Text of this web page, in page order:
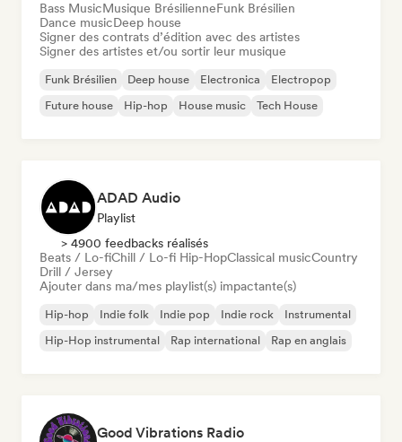
Bass MusicMusique BrésilienneFunk Brésilien
Dance musicDeep house
Signer des contrats d’édition avec des artistes
Signer des artistes et/ou sortir leur musique
Funk Brésilien Deep house Electronica
Electropop
Future house
Hip-hop House music Tech House
ADAD Audio
Playlist
> 4900 feedbacks réalisés
Beats / Lo-fiChill / Lo-fi Hip-HopClassical musicCountry
Drill / Jersey
Ajouter dans ma/mes playlist(s) impactante(s)
Hip-hop Indie folk Indie pop Indie rock
Instrumental
Hip-Hop instrumental
Rap international Rap en anglais
Good Vibrations Radio